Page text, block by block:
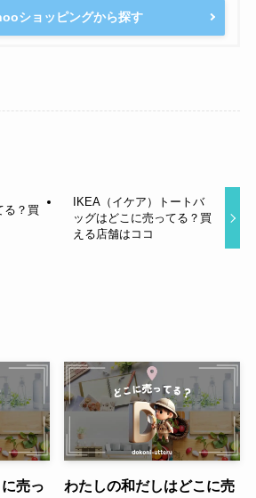
ショッピングから探す
る？買
IKEA（イケア）トートバ
ッグはどこに売ってる？買
える店舗はココ
売っ
わたしの和だしはどこに売